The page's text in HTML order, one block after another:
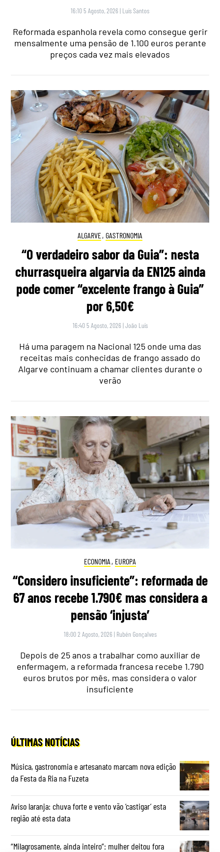
16:10 5 Agosto, 2026 | Luís Santos
Reformada espanhola revela como consegue gerir
mensalmente uma pensão de 1.100 euros perante
preços cada vez mais elevados
ALGARVE, GASTRONOMIA
“O verdadeiro sabor da Guia”: nesta
churrasqueira algarvia da EN125 ainda
pode comer “excelente frango à Guia”
por 6,50€
16:40 5 Agosto, 2026 |João Luís
Há uma paragem na Nacional 125 onde uma das
receitas mais conhecidas de frango assado do
Algarve continuam a chamar clientes durante o
verão
ECONOMIA , EUROPA
“Considero insuficiente”: reformada de
67 anos recebe 1.790€ mas considera a
pensão ‘injusta’
18:00 2 Agosto, 2026 | Rubén Gonçalves
Depois de 25 anos a trabalhar como auxiliar de
enfermagem, a reformada francesa recebe 1.790
euros brutos por mês, mas considera o valor
insuficiente
ÚLTIMAS NOTÍCIAS
Música, gastronomia e artesanato marcam nova edição
da Festa da Ria na Fuzeta
Aviso laranja: chuva forte e vento vão ‘castigar’ esta
região até esta data
“Milagrosamente, ainda inteiro”: mulher deitou fora